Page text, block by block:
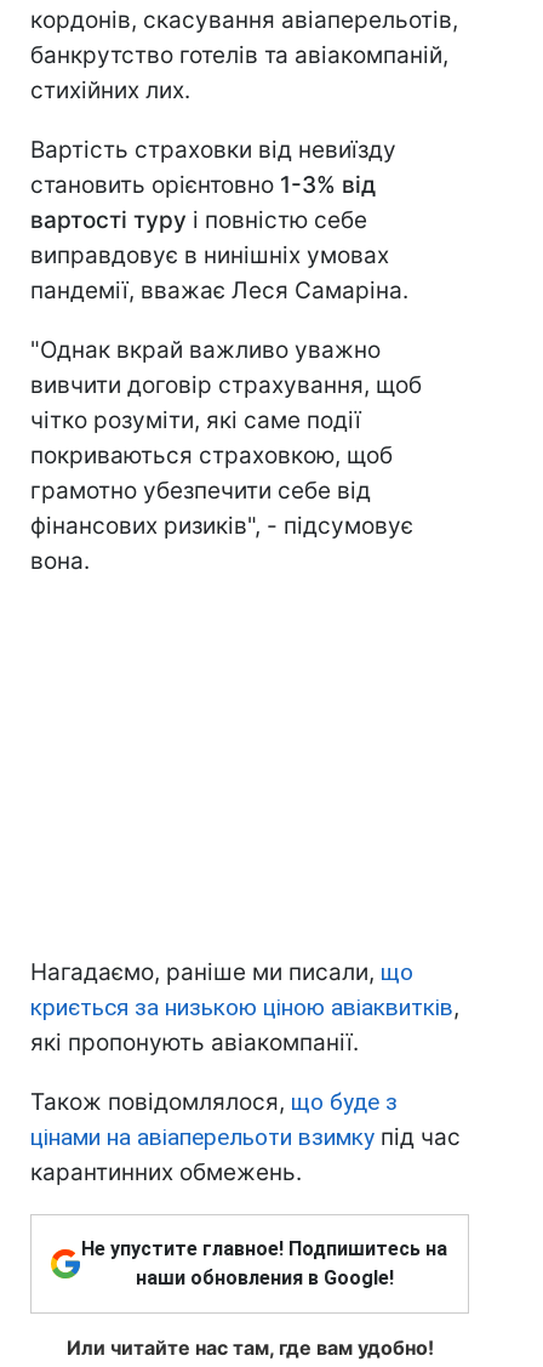
кордонів, скасування авіаперельотів,
банкрутство готелів та авіакомпаній,
стихійних лих.
Вартість страховки від невиїзду
становить орієнтовно 1-3% від
вартості туру і повністю себе
виправдовує в нинішніх умовах
пандемії, вважає Леся Самаріна.
"Однак вкрай важливо уважно
вивчити договір страхування, щоб
чітко розуміти, які саме події
покриваються страховкою, щоб
грамотно убезпечити себе від
фінансових ризиків", - підсумовує
вона.
Нагадаємо, раніше ми писали, що
криється за низькою ціною авіаквитків,
які пропонують авіакомпанії.
Також повідомлялося, що буде з
цінами на авіаперельоти взимку під час
карантинних обмежень.
Не упустите главное! Подпишитесь на
наши обновления в Google!
Или читайте нас там, где вам удобно!